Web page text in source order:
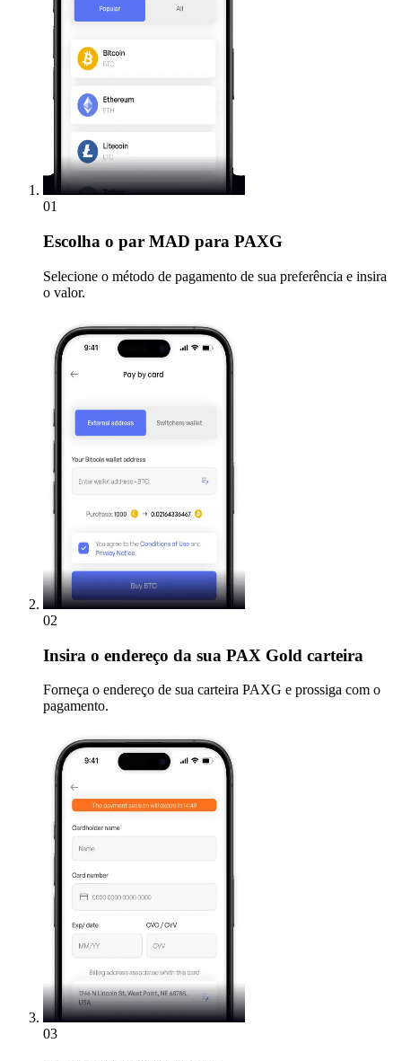
01
Escolha o par MAD para PAXG
Selecione o método de pagamento de sua preferência e insira
o valor.
02
Insira o endereço da sua PAX Gold carteira
Forneça o endereço de sua carteira PAXG e prossiga com o
pagamento.
03